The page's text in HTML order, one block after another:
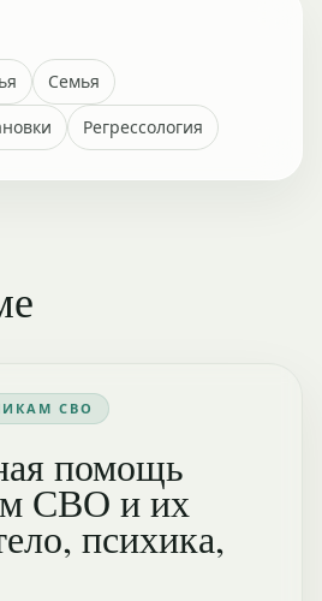
Семья
Регрессология
СВО
помощь
СВО и их
психика,